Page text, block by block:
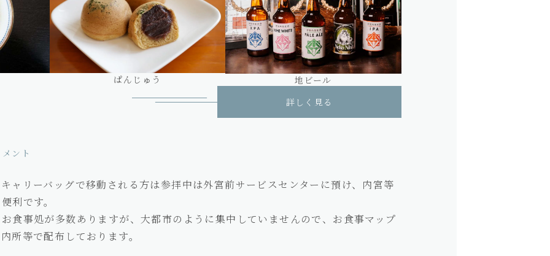
ぱんじゅう
地ビール
詳しく見る
ント
ャリーバッグで移動される方は参拝中は外宮前サービスセンターに預け、内宮等
利です。
食事処が多数ありますが、大都市のように集中していませんので、お食事マップ
所等で配布しております。